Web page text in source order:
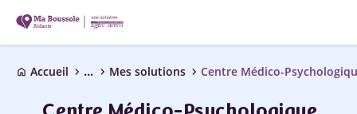
home Accueil chevron_right ... chevron_right Mes solutions chevron_right Centre Médico-